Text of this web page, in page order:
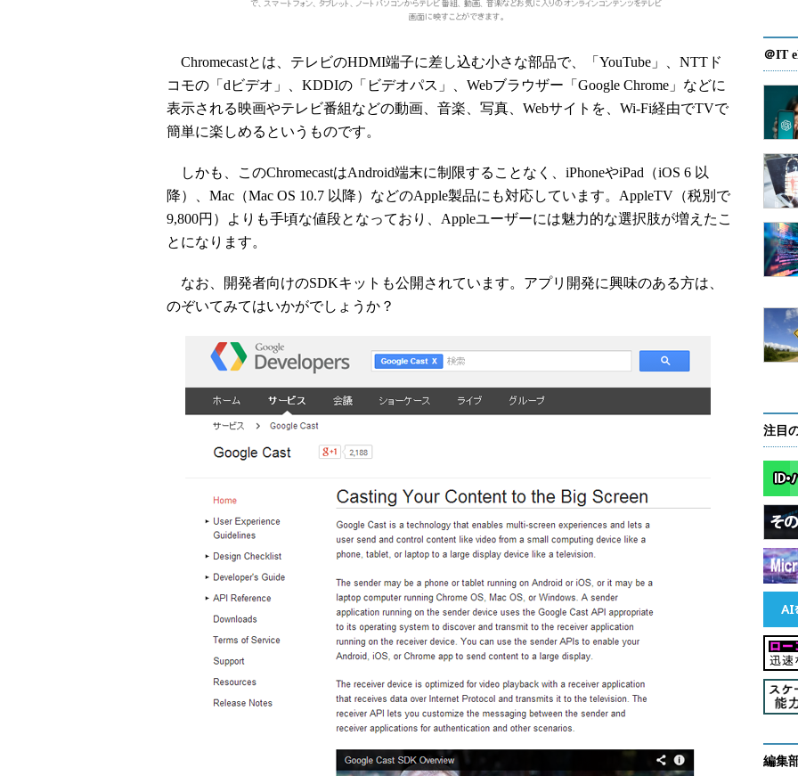
Chromecastとは、テレビのHDMI端子に差し込む小さな部品で、「YouTube」、NTTド
コモの「dビデオ」、KDDIの「ビデオパス」、Webブラウザー「Google Chrome」などに
表示される映画やテレビ番組などの動画、音楽、写真、Webサイトを、Wi-Fi経由でTVで
簡単に楽しめるというものです。
しかも、このChromecastはAndroid端末に制限することなく、iPhoneやiPad（iOS 6 以
降）、Mac（Mac OS 10.7 以降）などのApple製品にも対応しています。AppleTV（税別で
9,800円）よりも手頃な値段となっており、Appleユーザーには魅力的な選択肢が増えたこ
とになります。
なお、開発者向けのSDKキットも公開されています。アプリ開発に興味のある方は、
のぞいてみてはいかがでしょうか？
＠IT
注目
編集